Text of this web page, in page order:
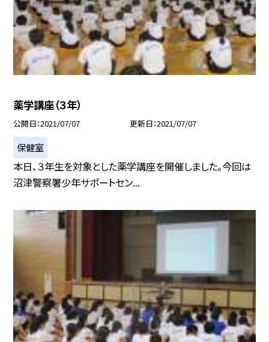
薬学講座（３年）
公開日 2021/07/07 更新日 2021/07/07
保健室
本日、３年生を対象とした薬学講座を開催しました。今回は
沼津警察署少年サポートセン...